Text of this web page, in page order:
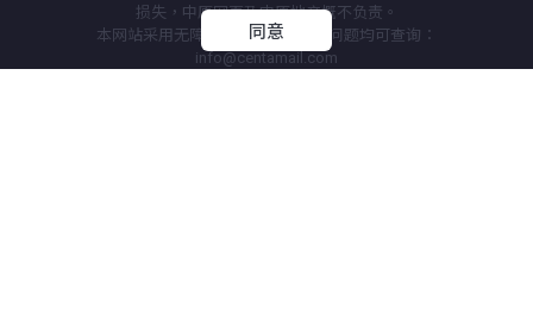
损失，中原网页及中原地产概不负责。
本网站采用无障碍网页设计，任何问题均可查询：
info@centamail.com
同意